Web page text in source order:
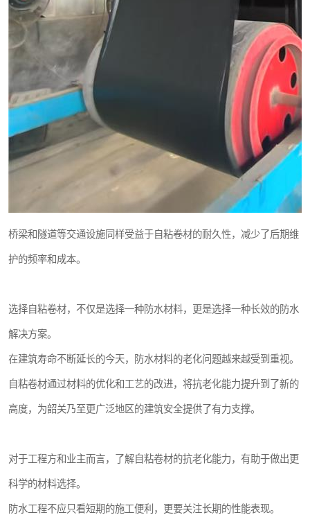
桥梁和隧道等交通设施同样受益于自粘卷材的耐久性，减少了后期维
护的频率和成本。
选择自粘卷材，不仅是选择一种防水材料，更是选择一种长效的防水
解决方案。
在建筑寿命不断延长的今天，防水材料的老化问题越来越受到重视。
自粘卷材通过材料的优化和工艺的改进，将抗老化能力提升到了新的
高度，为韶关乃至更广泛地区的建筑安全提供了有力支撑。
对于工程方和业主而言，了解自粘卷材的抗老化能力，有助于做出更
科学的材料选择。
防水工程不应只看短期的施工便利，更要关注长期的性能表现。